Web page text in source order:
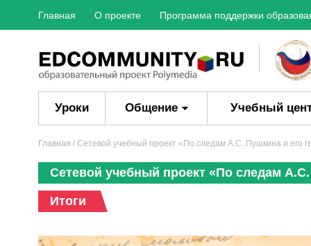
Главная О проекте Программа поддержки
Уроки Общение Учебный
Главная / Сетевой учебный проект «По следам А.С. Пушкина и его
Сетевой учебный проект «По следам
Итоги